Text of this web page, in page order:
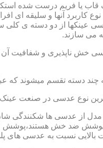
یا فریم درست شده استکه
کاربرد آنها و سلیقه ای
می سازند.
خش ناپذیری و شفافیت
دسته تقسم میشوند که
مدل از عدسی ها شکنندگی
پوشش ضد خش
بالایی نسبت به عدسی